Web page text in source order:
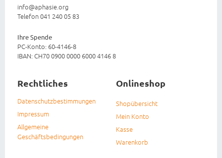
info@aphasie.org
Telefon 041 240 05 83
Ihre Spende
PC-Konto: 60-4146-8
IBAN: CH70 0900 0000 6000 4146 8
Rechtliches
Datenschutzbestimmungen
Impressum
Allgemeine
Geschäftsbedingungen
Onlineshop
Shopübersicht
Mein Konto
Kasse
Warenkorb